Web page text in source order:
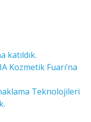
katıldık.
Kozmetik Fuarı’na
Teknolojileri